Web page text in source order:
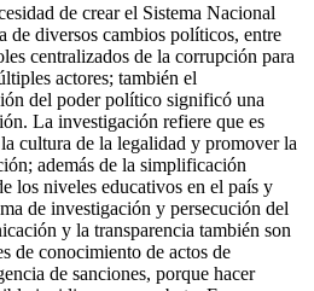
de crear el Sistema Nacional
diversos cambios políticos, entre
centralizados de la corrupción para
actores; también el
del poder político significó una
La investigación refiere que es
cultura de la legalidad y promover la
además de la simplificación
los niveles educativos en el país y
de investigación y persecución del
y la transparencia también son
de conocimiento de actos de
de sanciones, porque hacer